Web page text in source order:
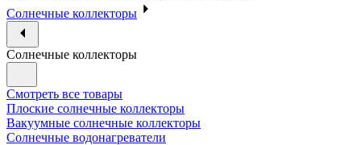
Солнечные коллекторы
Солнечные коллекторы
Смотреть все товары
Плоские солнечные коллекторы
Вакуумные солнечные коллекторы
Солнечные водонагреватели